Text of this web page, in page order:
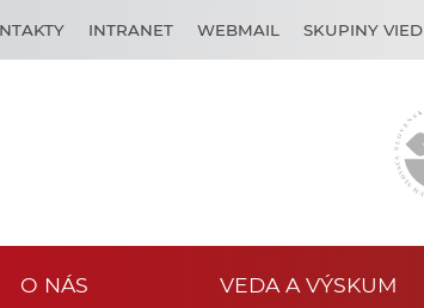
INTRANET WEBMAIL SKUPINY VIED
O NÁS VEDA A VÝSKUM